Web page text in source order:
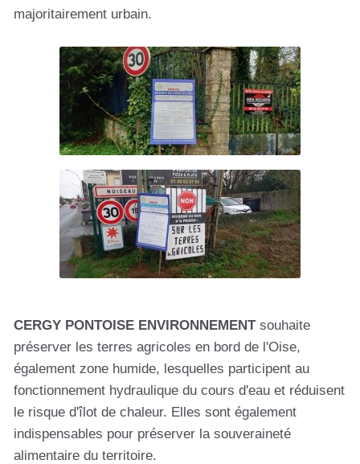
majoritairement urbain.
CERGY PONTOISE ENVIRONNEMENTsouhaite
préserver les terres agricoles en bord de l'Oise,
également zone humide, lesquelles participent au
fonctionnement hydraulique du cours d'eau et réduisent
le risque d'îlot de chaleur. Elles sont également
indispensables pour préserver la souveraineté
alimentaire du territoire.